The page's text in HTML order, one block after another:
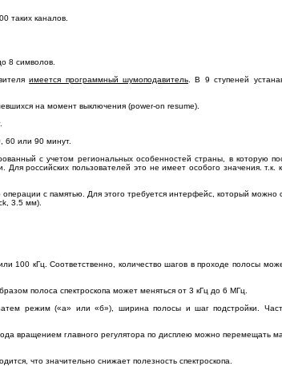
таких каналов.
8 символов.
имеется программный шумоподавитель . В 9 ступеней
на момент выключения (power-on resume).
60 или 90 минут.
с учетом региональных особенностей страны, в которую
российских пользователей это не имеет особого значения.
с памятью. Для этого требуется интерфейс, который можно
3.5 мм).
100 кГц. Соответственно, количество шагов в проходе полосы
полоса спектроскопа может меняться от 3 кГц до 6 МГц.
режим («а» или «б»), ширина полосы и шаг подстройки.
вращением главного регулятора по дисплею можно перемещать
что значительно снижает полезность спектроскопа.